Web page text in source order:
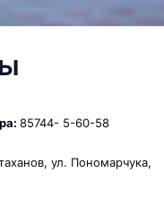
85744- 5-60-58
ул. Пономарчука,